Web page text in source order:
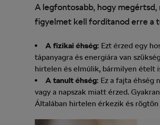
A legfontosabb, hogy megértsd,
figyelmet kell fordítanod erre a
A fizikai éhség: Ezt érzed egy
tápanyagra és energiára van
hirtelen és elmúlik, bármilyen ételt
A tanult éhség: Ez a fajta éhség
vagy a napszak miatt érzed.
Általában hirtelen érkezik és